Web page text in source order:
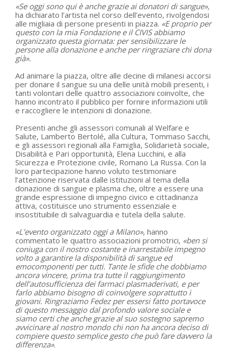
«Se oggi sono qui è anche grazie ai donatori di sangue»,
ha dichiarato l’artista nel corso dell’evento, rivolgendosi
alle migliaia di persone presenti in piazza. «E proprio per
questo con la mia Fondazione e il CIVIS abbiamo
organizzato questa giornata: per sensibilizzare le
persone alla donazione e anche per ringraziare chi dona
già».
Ad animare la piazza, oltre alle decine di milanesi accorsi
per donare il sangue su una delle unità mobili presenti, i
tanti volontari delle quattro associazioni coinvolte, che
hanno incontrato il pubblico per fornire informazioni utili
e raccogliere le intenzioni di donazione.
Presenti anche gli assessori comunali al Welfare e
Salute, Lamberto Bertolé, alla Cultura, Tommaso Sacchi,
e gli assessori regionali alla Famiglia, Solidarietà sociale,
Disabilità e Pari opportunità, Elena Lucchini, e alla
Sicurezza e Protezione civile, Romano La Russa. Con la
loro partecipazione hanno voluto testimoniare
l’attenzione riservata dalle istituzioni al tema della
donazione di sangue e plasma che, oltre a essere una
grande espressione di impegno civico e cittadinanza
attiva, costituisce uno strumento essenziale e
insostituibile di salvaguardia e tutela della salute.
«L’evento organizzato oggi a Milano», hanno
commentato le quattro associazioni promotrici, «ben si
coniuga con il nostro costante e inarrestabile impegno
volto a garantire la disponibilità di sangue ed
emocomponenti per tutti. Tante le sfide che dobbiamo
ancora vincere, prima tra tutte il raggiungimento
dell’autosufficienza dei farmaci plasmaderivati, e per
farlo abbiamo bisogno di coinvolgere soprattutto i
giovani. Ringraziamo Fedez per essersi fatto portavoce
di questo messaggio dal profondo valore sociale e
siamo certi che anche grazie al suo sostegno sapremo
avvicinare al nostro mondo chi non ha ancora deciso di
compiere questo semplice gesto che può fare davvero la
differenza».